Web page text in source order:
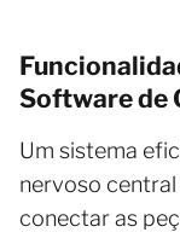
Software de
Um sistema
nervoso central
conectar as